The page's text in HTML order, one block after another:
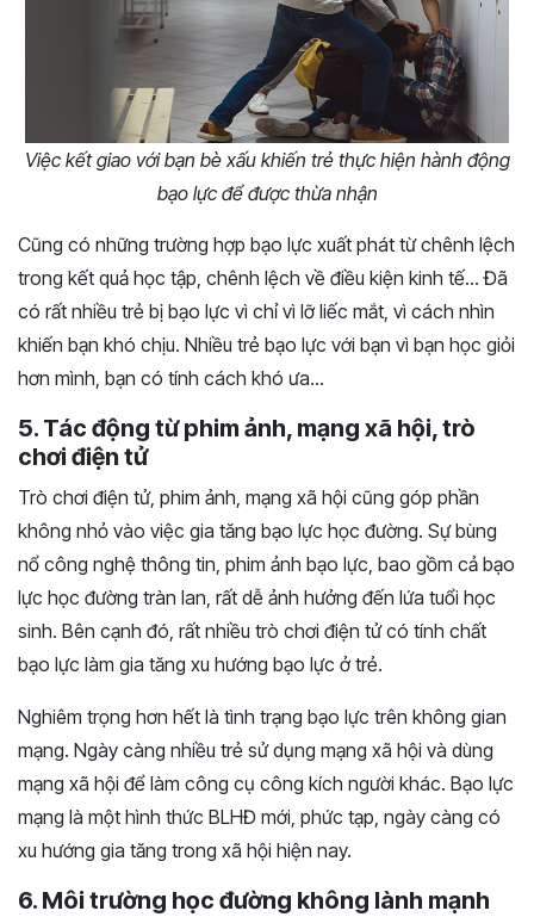
Việc kết giao với bạn bè xấu khiến trẻ thực hiện hành động
bạo lực để được thừa nhận
Cũng có những trường hợp bạo lực xuất phát từ chênh lệch
trong kết quả học tập, chênh lệch về điều kiện kinh tế… Đã
có rất nhiều trẻ bị bạo lực vì chỉ vì lỡ liếc mắt, vì cách nhìn
khiến bạn khó chịu. Nhiều trẻ bạo lực với bạn vì bạn học giỏi
hơn mình, bạn có tính cách khó ưa…
5. Tác động từ phim ảnh, mạng xã hội, trò
chơi điện tử
Trò chơi điện tử, phim ảnh, mạng xã hội cũng góp phần
không nhỏ vào việc gia tăng bạo lực học đường. Sự bùng
nổ công nghệ thông tin, phim ảnh bạo lực, bao gồm cả bạo
lực học đường tràn lan, rất dễ ảnh hưởng đến lứa tuổi học
sinh. Bên cạnh đó, rất nhiều trò chơi điện tử có tính chất
bạo lực làm gia tăng xu hướng bạo lực ở trẻ.
Nghiêm trọng hơn hết là tình trạng bạo lực trên không gian
mạng. Ngày càng nhiều trẻ sử dụng mạng xã hội và dùng
mạng xã hội để làm công cụ công kích người khác. Bạo lực
mạng là một hình thức BLHĐ mới, phức tạp, ngày càng có
xu hướng gia tăng trong xã hội hiện nay.
6. Môi trường học đường không lành mạnh